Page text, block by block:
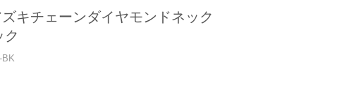
キチェーンダイヤモンドネック
ク
BK